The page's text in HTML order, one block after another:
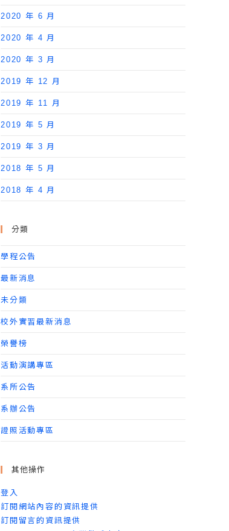
2020 年 6 月
2020 年 4 月
2020 年 3 月
2019 年 12 月
2019 年 11 月
2019 年 5 月
2019 年 3 月
2018 年 5 月
2018 年 4 月
分類
學程公告
最新消息
未分類
校外實習最新消息
榮譽榜
活動演講專區
系所公告
系辦公告
證照活動專區
其他操作
登入
訂閱網站內容的資訊提供
訂閱留言的資訊提供